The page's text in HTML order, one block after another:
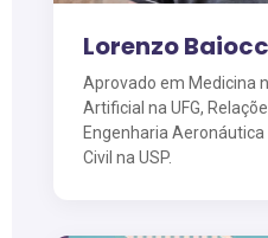
Lorenzo
Aprovado em Medicina
Artificial na UFG,
Engenharia
Civil na USP.